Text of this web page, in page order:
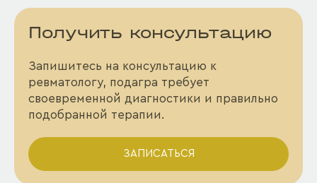
Получить консультацию
Запишитесь на консультацию к
ревматологу, подагра требует
своевременной диагностики и правильно
подобранной терапии.
ЗАПИСАТЬСЯ